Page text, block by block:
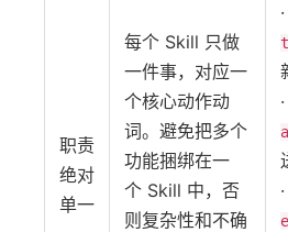
职责
绝对
单一
每个 Skill 只做
一件事，对应一
个核心动作动
词。避免把多个
功能捆绑在一
个 Skill 中，否
则复杂性和不确
·
·
·